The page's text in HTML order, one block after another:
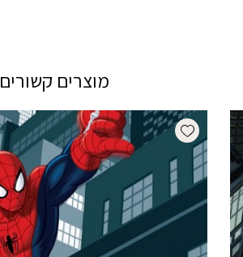
מוצרים קשורים
Add wishlist